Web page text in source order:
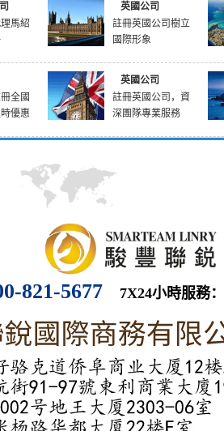
馬紹
英國公司
註冊英國公司樹立
國際形象
全國
優惠
英國公司
註冊英國公司，資
深團隊專業服務
821-5677 7X24小時服務：